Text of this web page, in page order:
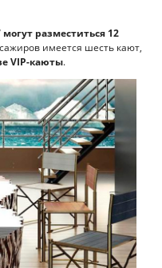
разместиться 12
имеется шесть кают,
VIP-каюты.